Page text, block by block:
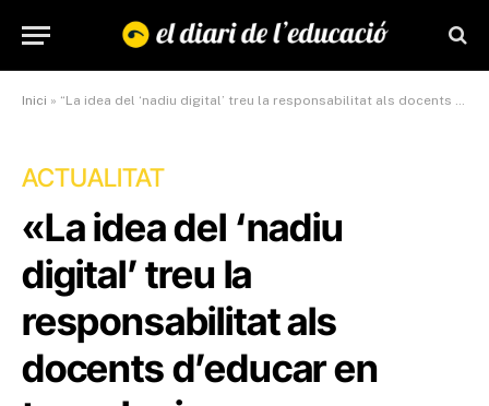
Inici » “La idea del ‘nadiu digital’ treu la responsabilitat als docents d’educar en tecnologia”
ACTUALITAT
«La idea del ‘nadiu
digital’ treu la
responsabilitat als
docents d’educar en